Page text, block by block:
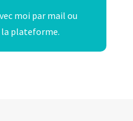
moi par mail ou
plateforme.